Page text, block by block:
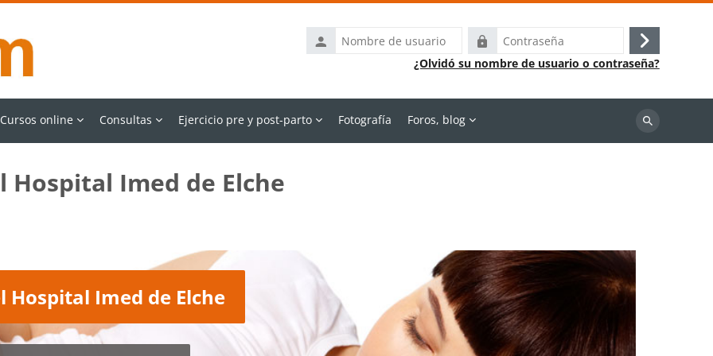
Nombre
de
Contraseña
Acceder
¿Olvidó su nombre de usuario o contraseña?
Cursos online Consultas Ejercicio pre y post-parto Fotografía Foros, blog
Buscar
Imed de Elche
Imed de Elche